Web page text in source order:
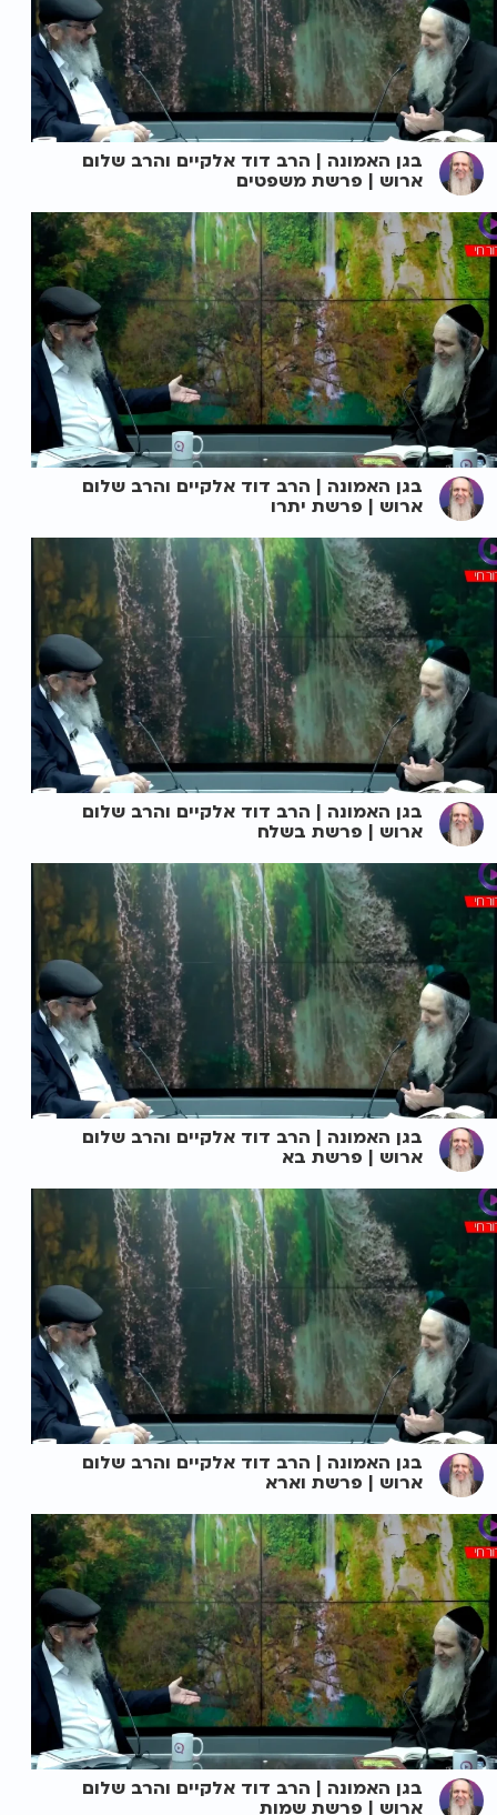
בגן האמונה | הרב דוד אלקיים והרב שלום
ארוש | פרשת משפטים
בגן האמונה | הרב דוד אלקיים והרב שלום
ארוש | פרשת יתרו
בגן האמונה | הרב דוד אלקיים והרב שלום
ארוש | פרשת בשלח
בגן האמונה | הרב דוד אלקיים והרב שלום
ארוש | פרשת בא
בגן האמונה | הרב דוד אלקיים והרב שלום
ארוש | פרשת וארא
בגן האמונה | הרב דוד אלקיים והרב שלום
ארוש | פרשת שמות